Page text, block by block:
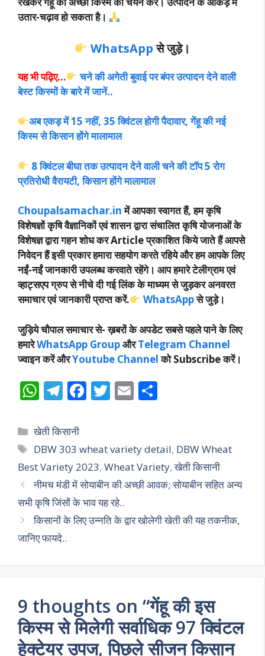
उतार-चढ़ाव हो सकता है।
WhatsAppसे जुड़े।
यह भी पढ़िए…
चने की अगेती बुवाई पर बंपर उत्पादन देने वाली
बेस्ट किस्मों के बारे में जानें..
अब एकड़ में 15 नहीं, 35 क्विंटल होगी पैदावार, गेंहू की नई
किस्म से किसान होंगे मालामाल
8 क्विंटल बीघा तक उत्पादन देने वाली चने की टॉप 5 रोग
प्रतिरोधी वैरायटी, किसान होंगे मालामाल
Choupalsamachar.inमें आपका स्वागत हैं, हम कृषि
विशेषज्ञों कृषि वैज्ञानिकों एवं शासन द्वारा संचालित कृषि योजनाओं के
विशेषज्ञ द्वारा गहन शोध कर Article प्रकाशित किये जाते हैं आपसे
निवेदन हैं इसी प्रकार हमारा सहयोग करते रहिये और हम आपके लिए
नईं-नईं जानकारी उपलब्ध करवाते रहेंगे। आप हमारे टेलीग्राम एवं
व्हाट्सएप ग्रुप से नीचे दी गई लिंक के माध्यम से जुड़कर अनवरत
समाचार एवं जानकारी प्राप्त करें.
WhatsAppसे जुड़े।
जुड़िये चौपाल समाचार से-ख़बरों के अपडेट सबसे पहले पाने के लिए
हमारेWhatsApp GroupऔरTelegram Channel
ज्वाइन करें औरYoutube Channelको Subscribe करें।
W
at
s
A
p
p
T
e
gr
a
m
F
b
o
o
k
T
er
E
l e
Categories
खेती किसानी
Tags
DBW 303 wheat variety detail, DBW Wheat
Best Variety 2023, Wheat Variety,खेती किसानी
नीमच मंडी में सोयाबीन की अच्छी आवक; सोयाबीन सहित अन्य
सभी कृषि जिंसों के भाव यह रहे..
किसानों के लिए उन्नति के द्वार खोलेगी खेती की यह तकनीक,
जानिए फायदे..
9 thoughts on “गेंहू की इस
किस्म से मिलेगी सर्वाधिक 97 क्विंटल
हेक्टेयर उपज, पिछले सीजन किसान